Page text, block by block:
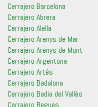
Cerrajero Barcelona
Cerrajero Abrera
Cerrajero Alella
Cerrajero Arenys de Mar
Cerrajero Arenys de Munt
Cerrajero Argentona
Cerrajero Artés
Cerrajero Badalona
Cerrajero Badia del Vallès
Cerrajero Begues